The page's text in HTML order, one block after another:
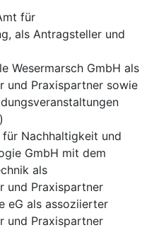
für
als Antragsteller und
Wesermarsch GmbH als
und Praxispartner sowie
Nachhaltigkeit und
GmbH mit dem
als
und Praxispartner
eG als assoziierter
und Praxispartner